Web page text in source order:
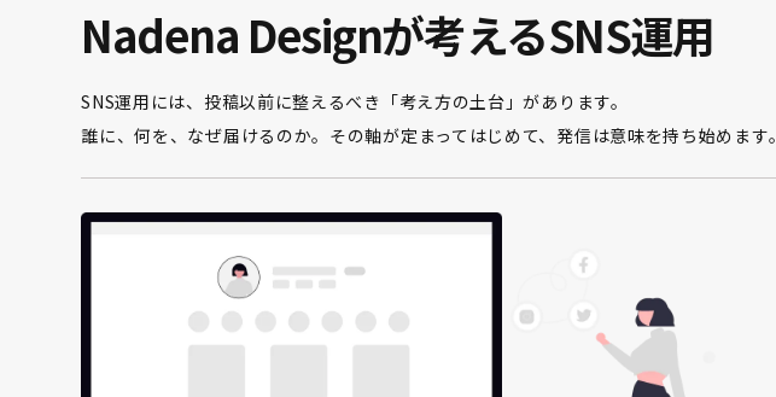
Nadena Designが考えるSNS運用
SNS運用には、投稿以前に整えるべき「考え方の土台」があります。
誰に、何を、なぜ届けるのか。その軸が定まってはじめて、発信は意味を持ち始めます。